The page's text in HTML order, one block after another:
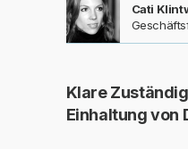
Cati
Klare
Einhaltung von